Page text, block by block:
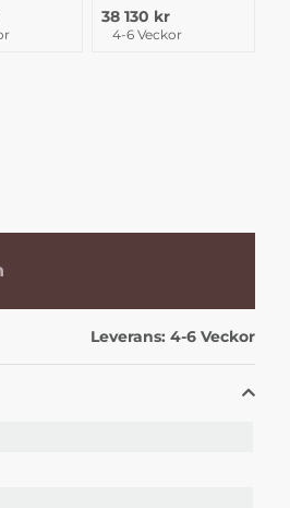
38 130 kr
4-6 Veckor
Leverans: 4-6 Veckor